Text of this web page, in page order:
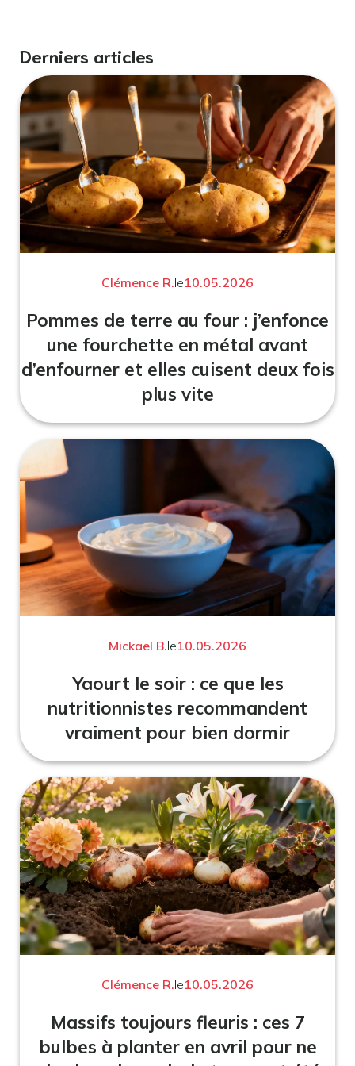
Derniers articles
Clémence R.le10.05.2026
Pommes de terre au four : j’enfonce
une fourchette en métal avant
d’enfourner et elles cuisent deux fois
plus vite
Mickael B.le10.05.2026
Yaourt le soir : ce que les
nutritionnistes recommandent
vraiment pour bien dormir
Clémence R.le10.05.2026
Massifs toujours fleuris : ces 7
bulbes à planter en avril pour ne